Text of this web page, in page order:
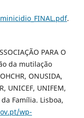
.
PARA O
da mutilação
ONUSIDA,
UNICEF, UNIFEM,
Família. Lisboa,
wp-